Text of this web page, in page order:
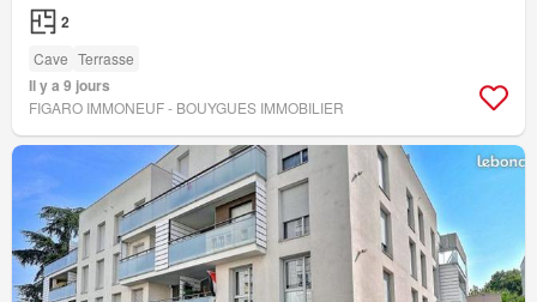
2
Cave Terrasse
Il y a 9 jours
FIGARO IMMONEUF - BOUYGUES IMMOBILIER